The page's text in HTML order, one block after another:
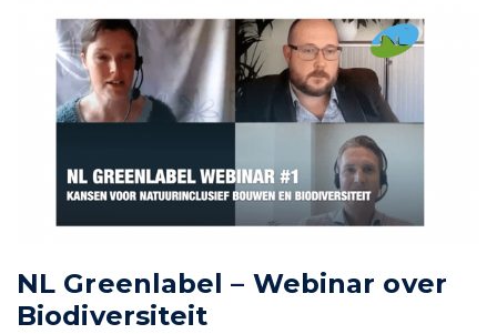
NL Greenlabel – Webinar over
Biodiversiteit